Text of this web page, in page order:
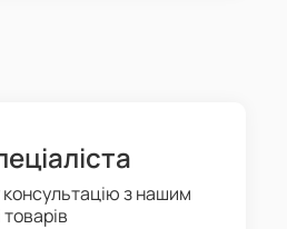
з нашим